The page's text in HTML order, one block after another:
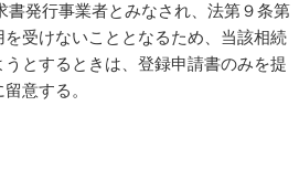
発行事業者とみなされ、法第９条第
受けないこととなるため、当該相続
とするときは、登録申請書のみを提
意する。